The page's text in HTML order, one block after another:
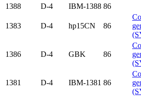
1388
D-4 IBM-1388 86
1383 D-4 hp15CN 86
1386 D-4 GBK 86
1381 D-4 IBM-1381 86